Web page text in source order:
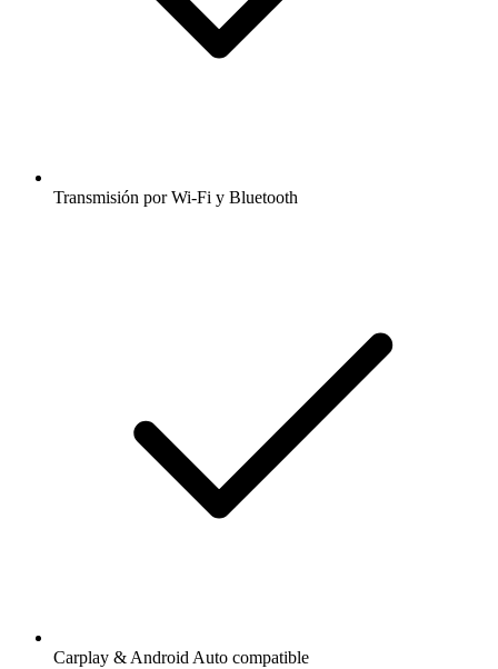
Transmisión por Wi-Fi y Bluetooth
Carplay & Android Auto compatible